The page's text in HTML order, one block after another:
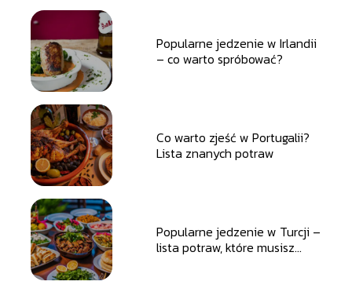
Popularne jedzenie w Irlandii
– co warto spróbować?
Co warto zjeść w Portugalii?
Lista znanych potraw
Popularne jedzenie w Turcji –
lista potraw, które musisz